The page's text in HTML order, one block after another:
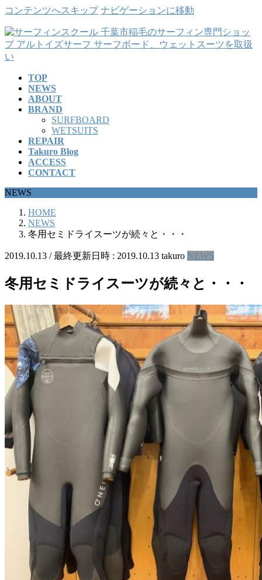
コンテンツへスキップ ナビゲーションに移動
TOP
NEWS
ABOUT
BRAND
SURFBOARD
WETSUITS
REPAIR
Takuro Blog
ACCESS
CONTACT
NEWS
HOME
NEWS
冬用セミドライスーツが続々と・・・
2019.10.13 / 最終更新日時 : 2019.10.13 takuro NEWS
冬用セミドライスーツが続々と・・・